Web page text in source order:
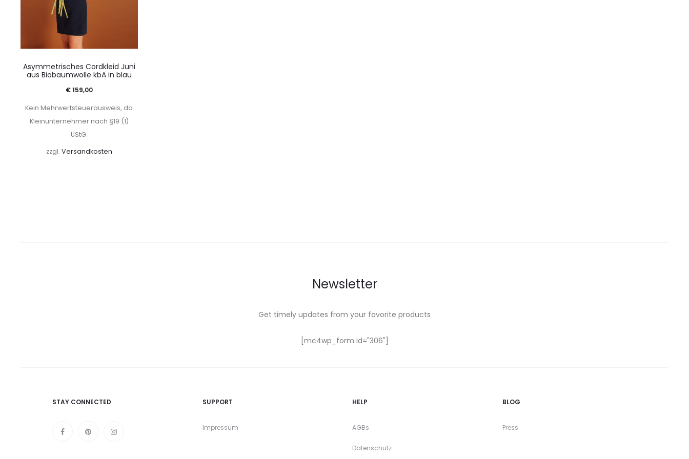
Asymmetrisches Cordkleid Juni
aus Biobaumwolle kbA in blau
€159,00
Kein Mehrwertsteuerausweis, da
Kleinunternehmer nach §19 (1)
UStG.
zzgl. Versandkosten
Newsletter
Get timely updates from your favorite products
[mc4wp_form id="306"]
STAY CONNECTED SUPPORT
Impressum
HELP
AGBs
Datenschutz
BLOG
Press